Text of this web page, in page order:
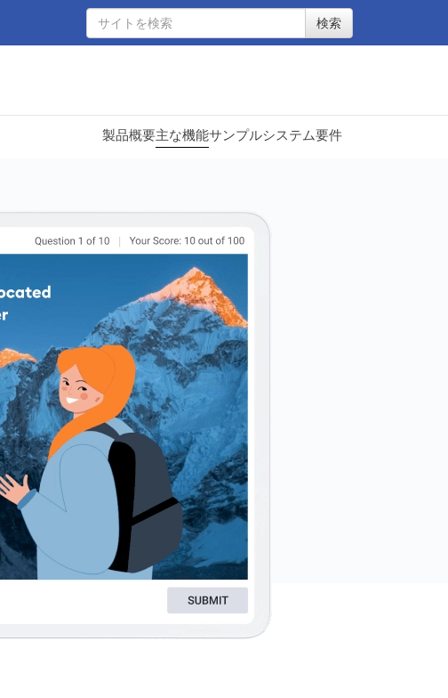
検索
製品概要主な機能サンプルシステム要件